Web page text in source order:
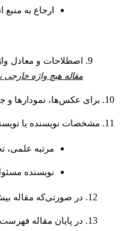
ارجاع به منبع
اصطلاحات و معادل
مقاله هیچ واژه خارجی
برای عکس‌ها، نمودارها و
مشخصات نویسنده یا
مرتبه علمی،
نويسنده
در صورتی‌که مقاله
در پایان مقاله